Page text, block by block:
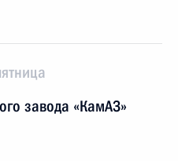
завода «КамАЗ»